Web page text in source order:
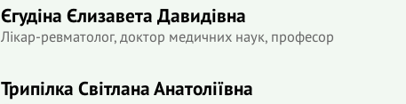
Єгудіна Єлизавета Давидівна
Лікар-ревматолог, доктор медичних наук, професор
Трипілка Світлана Анатоліївна